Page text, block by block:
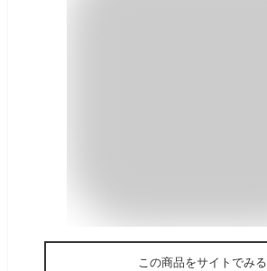
この商品をサイトでみる